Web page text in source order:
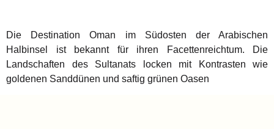
Die Destination Oman im Südosten der Arabischen
Halbinsel ist bekannt für ihren Facettenreichtum. Die
Landschaften des Sultanats locken mit Kontrasten wie
goldenen Sanddünen und saftig grünen Oasen